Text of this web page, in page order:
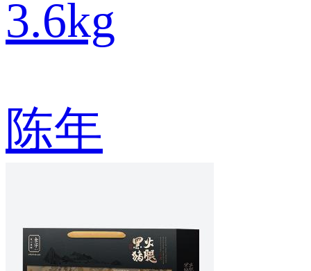
3.6kg
陈年